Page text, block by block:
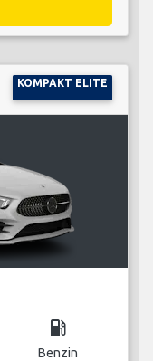
KOMPAKT ELITE
local_gas_station
Benzin